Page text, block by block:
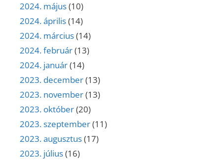
2024. május(10)
2024. április(14)
2024. március(14)
2024. február(13)
2024. január(14)
2023. december(13)
2023. november(13)
2023. október(20)
2023. szeptember(11)
2023. augusztus(17)
2023. július(16)